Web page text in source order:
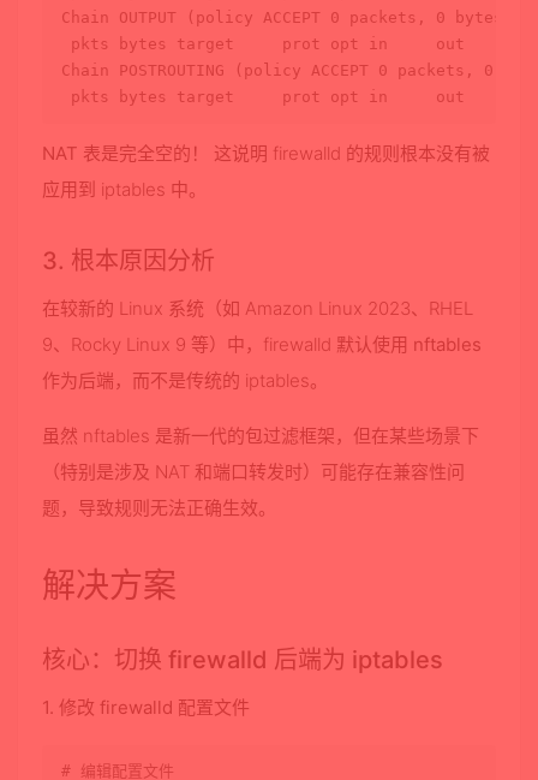
Chain OUTPUT (policy ACCEPT 0 packets, 0 bytes)
pkts bytes target     prot opt in
     out
Chain POSTROUTING (policy ACCEPT 0 packets, 0
pkts bytes target     prot opt in
     out
NAT 表是完全空的！
这说明 firewalld 的规则根本没有被
应用到 iptables 中。
3. 根本原因分析
在较新的 Linux 系统（如 Amazon Linux 2023、RHEL
9、Rocky Linux 9 等）中，firewalld 默认使用 nftables
作为后端，而不是传统的 iptables。
虽然 nftables 是新一代的包过滤框架，但在某些场景下
（特别是涉及 NAT 和端口转发时）可能存在兼容性问
题，导致规则无法正确生效。
解决方案
核心：切换 firewalld 后端为 iptables
1. 修改 firewalld 配置文件
# 编辑配置文件